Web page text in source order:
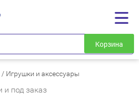
Корзина
/ Игрушки и аксессуары
и под заказ